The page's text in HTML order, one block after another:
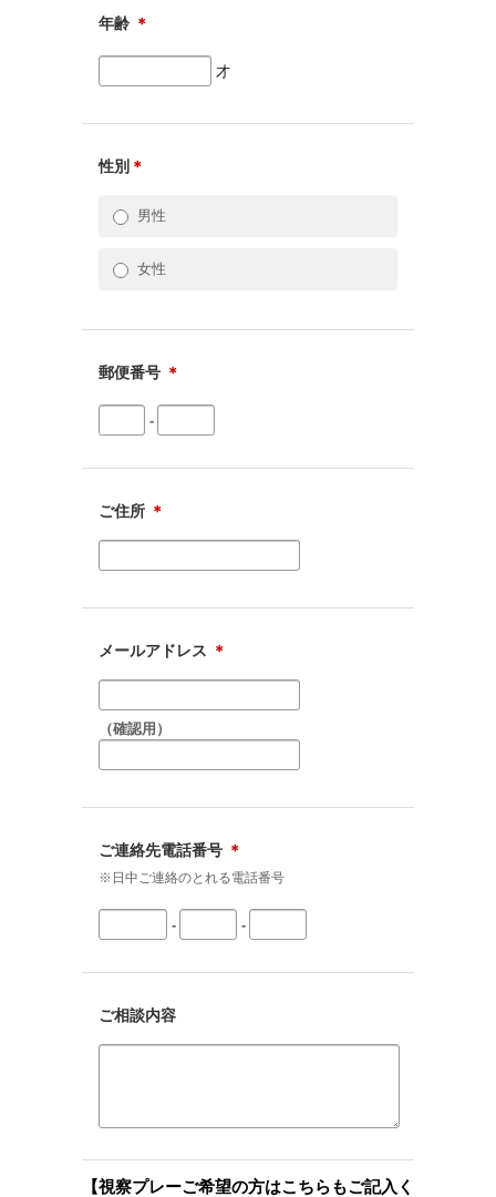
年齢 ＊
才
性別 ＊
男性
女性
郵便番号 ＊
-
ご住所 ＊
メールアドレス ＊
（確認用）
ご連絡先電話番号 ＊
※日中ご連絡のとれる電話番号
- -
ご相談内容
【視察プレーご希望の方はこちらもご記入く